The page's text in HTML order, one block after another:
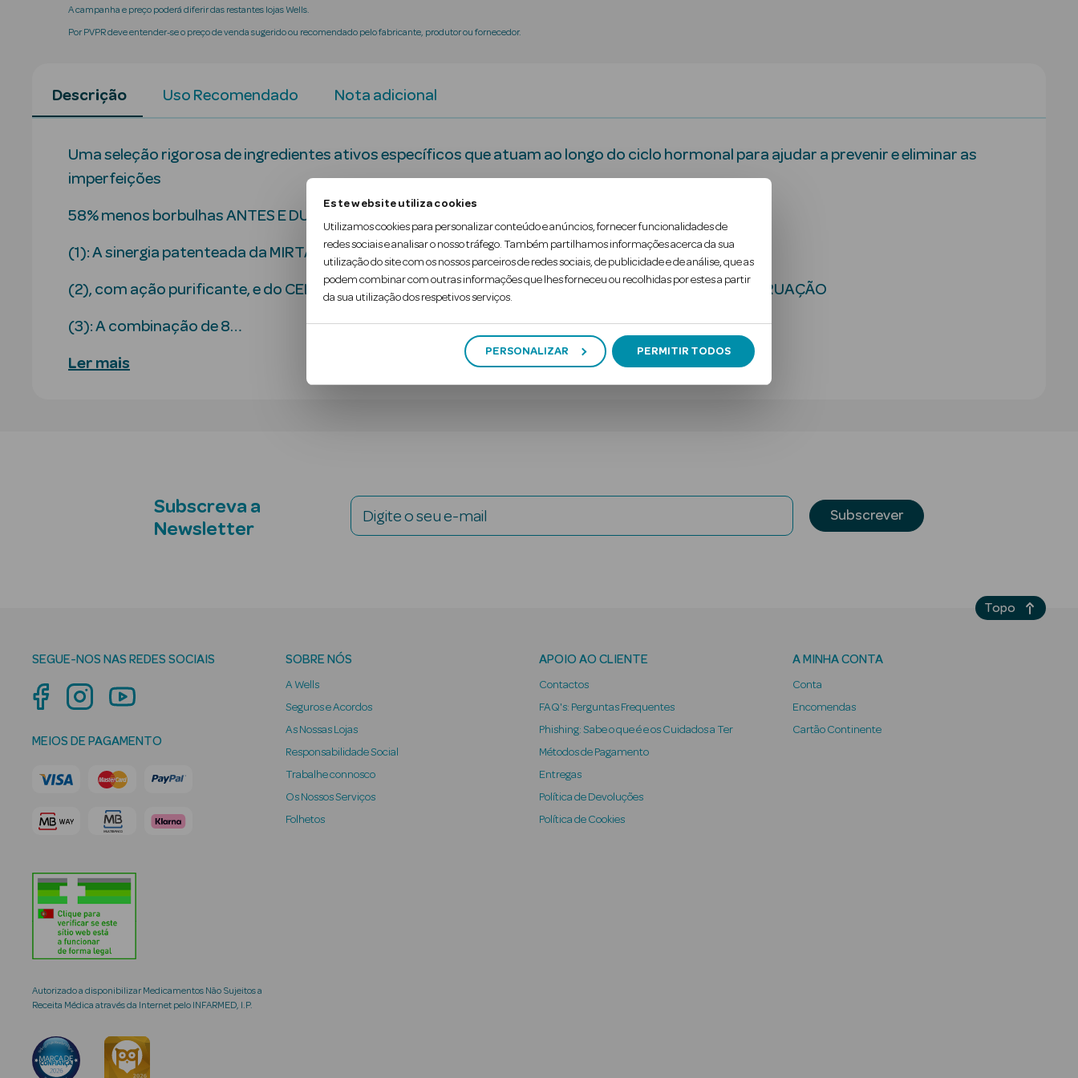
Este website utiliza cookies
Utilizamos cookies para personalizar conteúdo e anúncios, fornecer funcionalidades de
redes sociais e analisar o nosso tráfego. Também partilhamos informações acerca da sua
utilização do site com os nossos parceiros de redes sociais, de publicidade e de análise, que as
podem combinar com outras informações que lhes forneceu ou recolhidas por estes a partir
da sua utilização dos respetivos serviços.
PERSONALIZAR PERMITIR TODOS
A campanha e preço poderá diferir das restantes lojas Wells.
Por PVPR deve entender-se o preço de venda sugerido ou recomendado pelo fabricante, produtor ou fornecedor.
Descrição Uso Recomendado Nota adicional
Uma seleção rigorosa de ingredientes ativos específicos que atuam ao longo do ciclo hormonal para ajudar a prevenir e eliminar as
imperfeições
58% menos borbulhas ANTES E DURANTE A MENSTRUAÇÃO
(1): A sinergia patenteada da MIRTACINA
(2), com ação purificante, e do CELASTROL com ação suavizante. 3x menos marcas APÓS A MENSTRUAÇÃO
(3): A combinação de 8…
Ler mais
Subscreva a
Newsletter
Digite o seu e-mail Subscrever
SEGUE-NOS NAS REDES SOCIAIS
MEIOS DE PAGAMENTO
Autorizado a disponibilizar Medicamentos Não Sujeitos a
Receita Médica através da Internet pelo INFARMED, I.P.
SOBRE NÓS
A Wells
Seguros e Acordos
As Nossas Lojas
Responsabilidade Social
Trabalhe connosco
Os Nossos Serviços
Folhetos
APOIO AO CLIENTE
Contactos
FAQ's: Perguntas Frequentes
Phishing: Sabe o que é e os Cuidados a Ter
Métodos de Pagamento
Entregas
Política de Devoluções
Política de Cookies
A MINHA CONTA
Conta
Encomendas
Cartão Continente
Topo